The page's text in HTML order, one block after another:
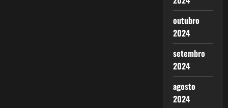
outubro
2024
setembro
2024
agosto
2024